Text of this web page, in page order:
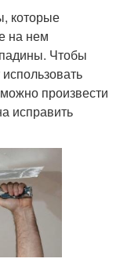
которые
на нем
Чтобы
произвести
исправить